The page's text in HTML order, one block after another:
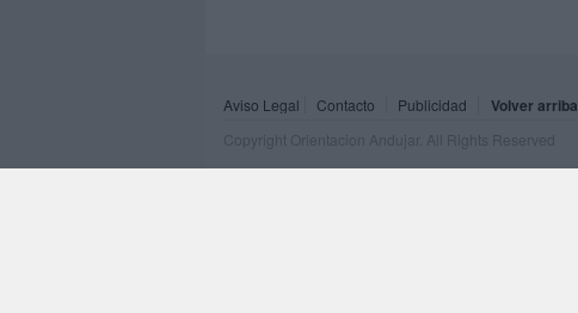
Aviso Legal Contacto Publicidad Volver arriba